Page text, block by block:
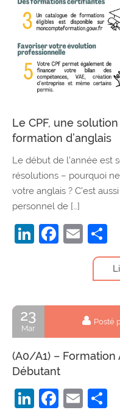
Le CPF, une
formation d’anglais
Le début de l’année est
résolutions – pourquoi
votre anglais ? C’est
personnel de […]
LinkedIn
23
Mar
Posté
(A0/A1) – Formation
Débutant
LinkedIn